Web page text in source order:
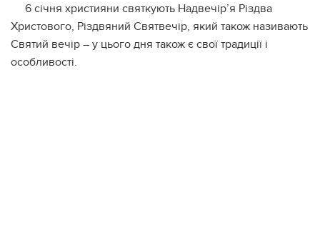
6 січня християни святкують Надвечір’я Різдва
Христового, Різдвяний Святвечір, який також називають
Святий вечір – у цього дня також є свої традиції і
особливості.